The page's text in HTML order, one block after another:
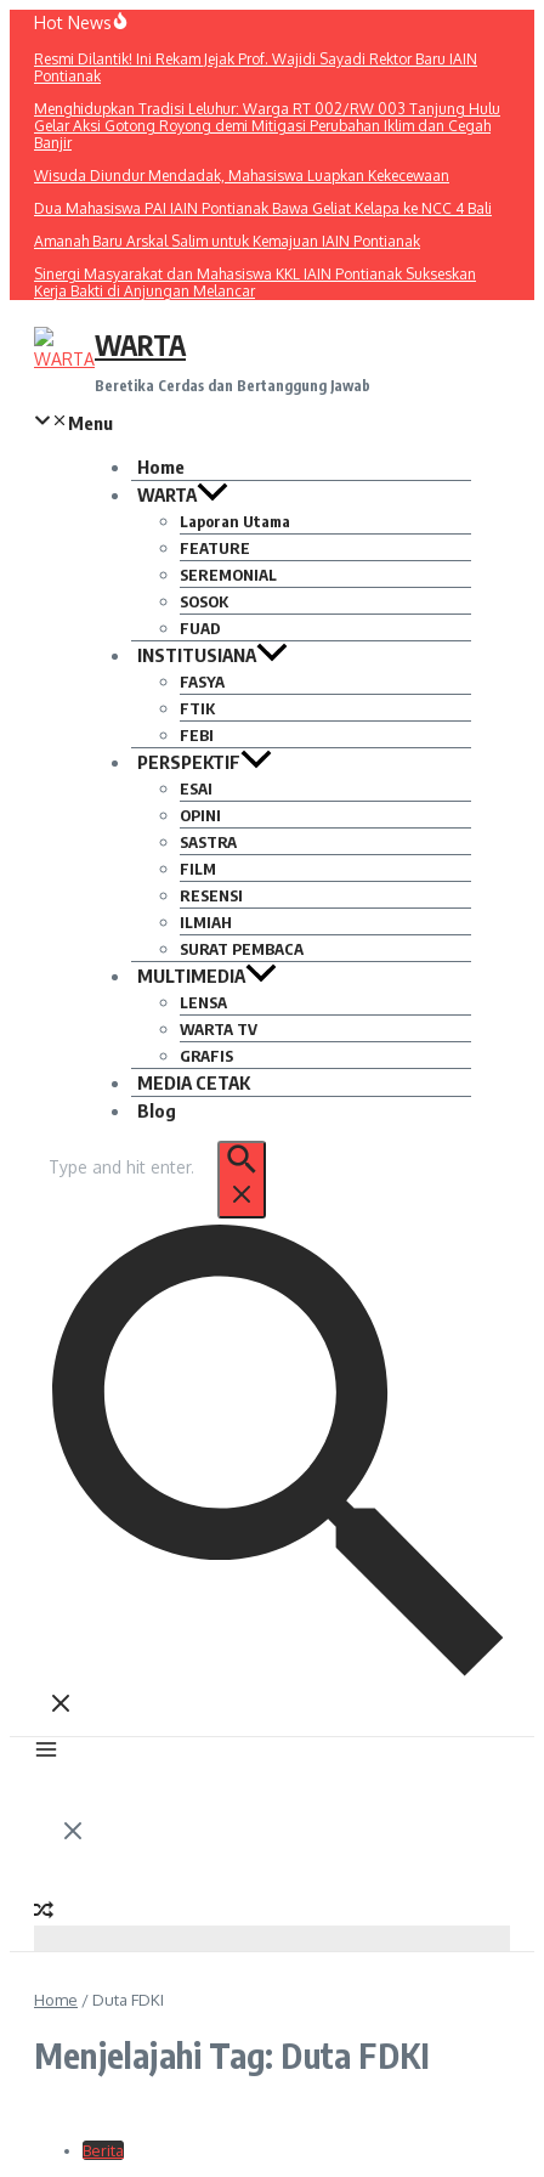
Lewati
konten
Hot News
Resmi Dilantik! Ini Rekam Jejak Prof. Wajidi Sayadi Rektor Baru IAIN
Pontianak
Menghidupkan Tradisi Leluhur: Warga RT 002/RW 003 Tanjung Hulu
Gelar Aksi Gotong Royong demi Mitigasi Perubahan Iklim dan Cegah
Banjir
Wisuda Diundur Mendadak, Mahasiswa Luapkan Kekecewaan
Dua Mahasiswa PAI IAIN Pontianak Bawa Geliat Kelapa ke NCC 4 Bali
Amanah Baru Arskal Salim untuk Kemajuan IAIN Pontianak
Sinergi Masyarakat dan Mahasiswa KKL IAIN Pontianak Sukseskan
Kerja Bakti di Anjungan Melancar
WARTA
Beretika Cerdas dan Bertanggung Jawab
Menu
Home
WARTA
Laporan Utama
FEATURE
SEREMONIAL
SOSOK
FUAD
INSTITUSIANA
FASYA
FTIK
FEBI
PERSPEKTIF
ESAI
OPINI
SASTRA
FILM
RESENSI
ILMIAH
SURAT PEMBACA
MULTIMEDIA
LENSA
WARTA TV
GRAFIS
MEDIA CETAK
Blog
untuk:
Home / Duta FDKI
Menjelajahi Tag: Duta FDKI
Berita